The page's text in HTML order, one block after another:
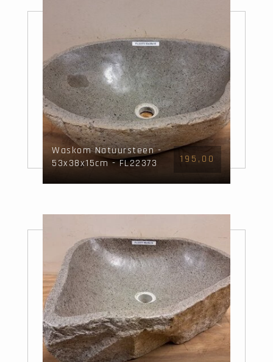
Waskom Natuursteen -
53x38x15cm - FL22373
195,00